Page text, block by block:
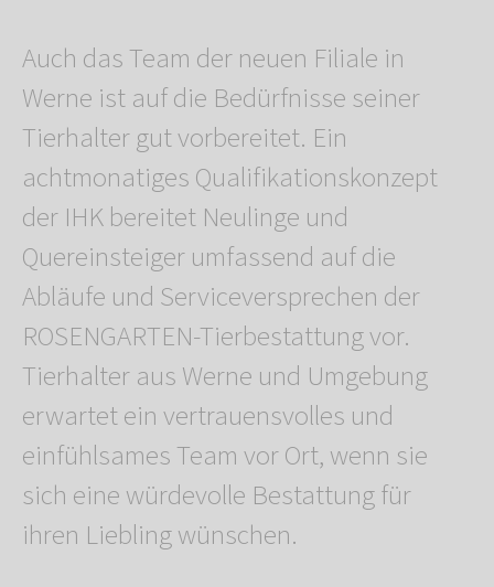
Auch das Team der neuen Filiale in
Werne ist auf die Bedürfnisse seiner
Tierhalter gut vorbereitet. Ein
achtmonatiges Qualifikationskonzept
der IHK bereitet Neulinge und
Quereinsteiger umfassend auf die
Abläufe und Serviceversprechen der
ROSENGARTEN-Tierbestattung vor.
Tierhalter aus Werne und Umgebung
erwartet ein vertrauensvolles und
einfühlsames Team vor Ort, wenn sie
sich eine würdevolle Bestattung für
ihren Liebling wünschen.